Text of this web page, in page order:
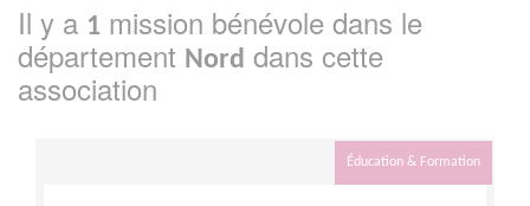
Il y a 1 mission bénévole dans le
département Nord dans cette
association
Éducation & Formation